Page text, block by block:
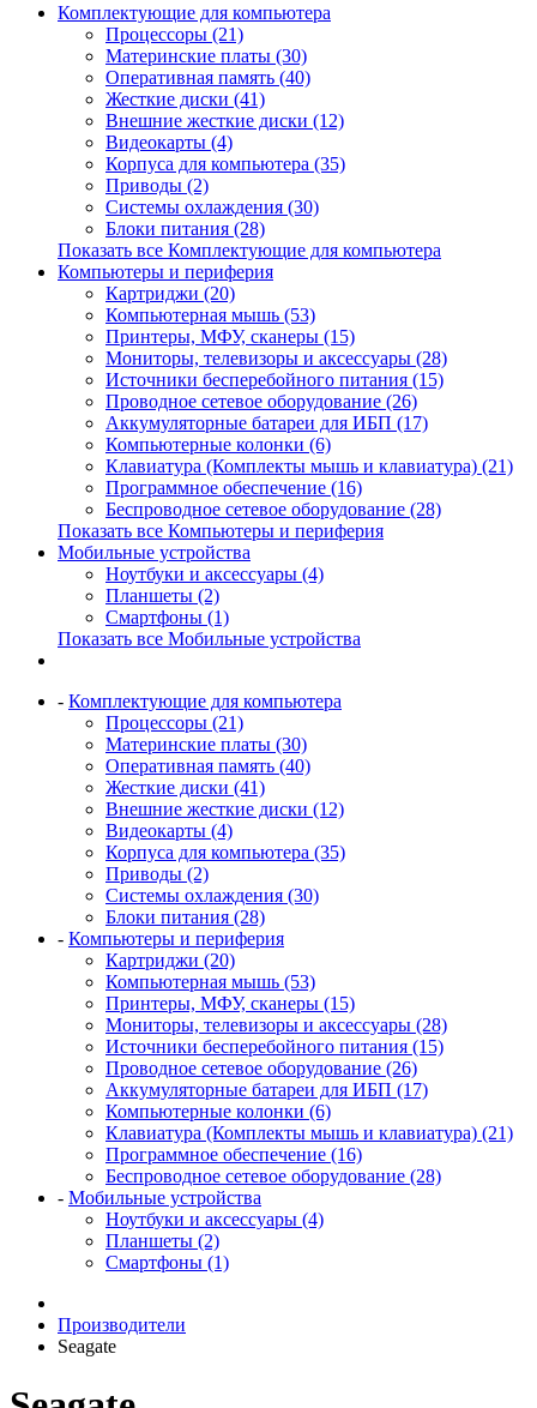
Комплектующие для компьютера
Процессоры (21)
Материнские платы (30)
Оперативная память (40)
Жесткие диски (41)
Внешние жесткие диски (12)
Видеокарты (4)
Корпуса для компьютера (35)
Приводы (2)
Системы охлаждения (30)
Блоки питания (28)
Показать все Комплектующие для компьютера
Компьютеры и периферия
Картриджи (20)
Компьютерная мышь (53)
Принтеры, МФУ, сканеры (15)
Мониторы, телевизоры и аксессуары (28)
Источники бесперебойного питания (15)
Проводное сетевое оборудование (26)
Аккумуляторные батареи для ИБП (17)
Компьютерные колонки (6)
Клавиатура (Комплекты мышь и клавиатура) (21)
Программное обеспечение (16)
Беспроводное сетевое оборудование (28)
Показать все Компьютеры и периферия
Мобильные устройства
Ноутбуки и аксессуары (4)
Планшеты (2)
Смартфоны (1)
Показать все Мобильные устройства
- Комплектующие для компьютера
Процессоры (21)
Материнские платы (30)
Оперативная память (40)
Жесткие диски (41)
Внешние жесткие диски (12)
Видеокарты (4)
Корпуса для компьютера (35)
Приводы (2)
Системы охлаждения (30)
Блоки питания (28)
- Компьютеры и периферия
Картриджи (20)
Компьютерная мышь (53)
Принтеры, МФУ, сканеры (15)
Мониторы, телевизоры и аксессуары (28)
Источники бесперебойного питания (15)
Проводное сетевое оборудование (26)
Аккумуляторные батареи для ИБП (17)
Компьютерные колонки (6)
Клавиатура (Комплекты мышь и клавиатура) (21)
Программное обеспечение (16)
Беспроводное сетевое оборудование (28)
- Мобильные устройства
Ноутбуки и аксессуары (4)
Планшеты (2)
Смартфоны (1)
Производители
Seagate